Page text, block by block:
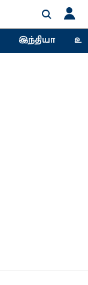
இந்தியா